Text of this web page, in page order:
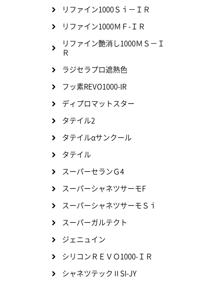
リファイン1000Ｓｉ－ＩＲ
リファイン1000ＭＦ-ＩＲ
リファイン艶消し1000ＭＳ－Ｉ
Ｒ
ラジセラプロ遮熱色
フッ素REVO1000-IR
ディプロマットスター
タテイル2
タテイルαサンクール
タテイル
スーパーセランＧ4
スーパーシャネツサーモF
スーパーシャネツサーモＳｉ
スーパーガルテクト
ジェニュイン
シリコンＲＥＶＯ1000-ＩＲ
シャネツテックⅡSI-JY